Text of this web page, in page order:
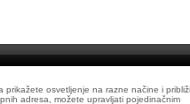
osvetljenje na razne načine i
adresa, možete upravljati pojedinačnim